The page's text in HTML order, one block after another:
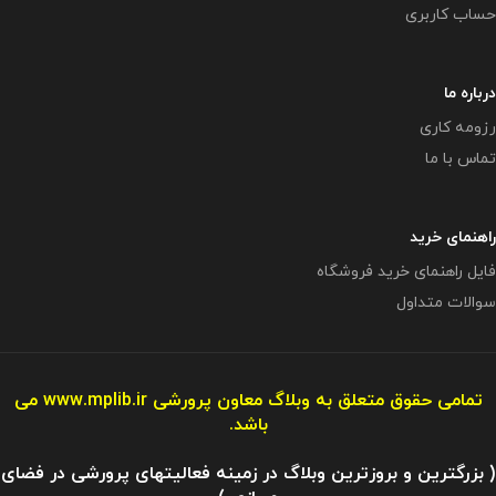
حساب کاربری
درباره ما
رزومه کاری
تماس با ما
راهنمای خرید
فایل راهنمای خرید فروشگاه
سوالات متداول
تمامی حقوق متعلق به وبلاگ معاون پرورشیwww.mplib.ir می
باشد.
( بزرگترین و بروزترین وبلاگ در زمینه فعالیتهای پرورشی در فضای